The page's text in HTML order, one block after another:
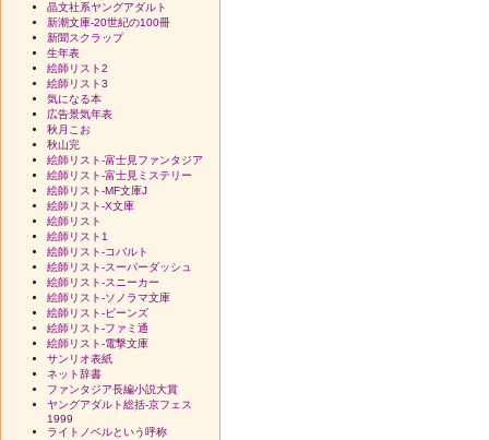
晶文社系ヤングアダルト
新潮文庫-20世紀の100冊
新聞スクラップ
生年表
絵師リスト2
絵師リスト3
気になる本
広告景気年表
秋月こお
秋山完
絵師リスト-富士見ファンタジア
絵師リスト-富士見ミステリー
絵師リスト-MF文庫J
絵師リスト-X文庫
絵師リスト
絵師リスト1
絵師リスト-コバルト
絵師リスト-スーパーダッシュ
絵師リスト-スニーカー
絵師リスト-ソノラマ文庫
絵師リスト-ビーンズ
絵師リスト-ファミ通
絵師リスト-電撃文庫
サンリオ表紙
ネット辞書
ファンタジア長編小説大賞
ヤングアダルト総括-京フェス
1999
ライトノベルという呼称